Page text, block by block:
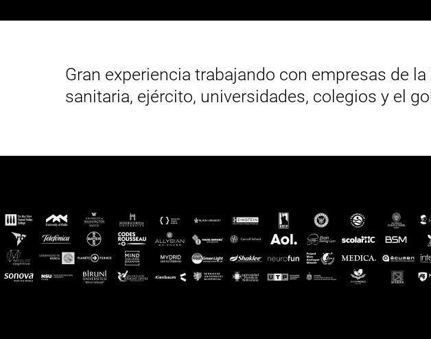
Gran experiencia trabajando con empresas de
sanitaria, ejército, universidades, colegios y el